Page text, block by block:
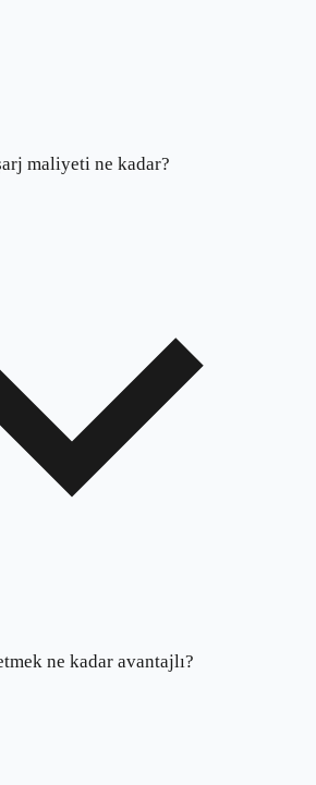
maliyeti ne kadar?
ne kadar avantajlı?